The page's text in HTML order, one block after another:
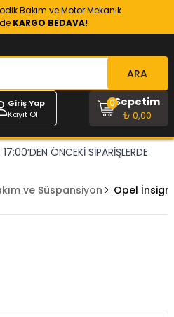
Bakım ve Motor Mekanik
KARGO BEDAVA!
ARA
Giriş Yap
Kayıt Ol
Sepetim
₺ 0,00
0
ÖNCEKİ SİPARİŞLERDE
ve Süspansiyon Opel